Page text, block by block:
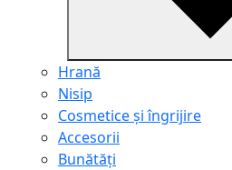
Hrană
Nisip
Cosmetice și îngrijire
Accesorii
Bunătăți